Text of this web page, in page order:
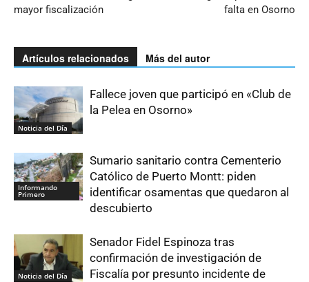
mayor fiscalización
falta en Osorno
Artículos relacionados Más del autor
Noticia del Día
Fallece joven que participó en «Club de
la Pelea en Osorno»
Informando
Primero
Sumario sanitario contra Cementerio
Católico de Puerto Montt: piden
identificar osamentas que quedaron al
descubierto
Noticia del Día
Senador Fidel Espinoza tras
confirmación de investigación de
Fiscalía por presunto incidente de